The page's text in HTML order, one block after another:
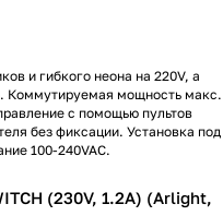
и гибкого неона на 220V, а
Коммутируемая мощность макс.
с помощью пультов
без фиксации. Установка под
100-240VAC.
(230V, 1.2A) (Arlight,